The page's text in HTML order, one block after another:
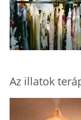
Az illatok